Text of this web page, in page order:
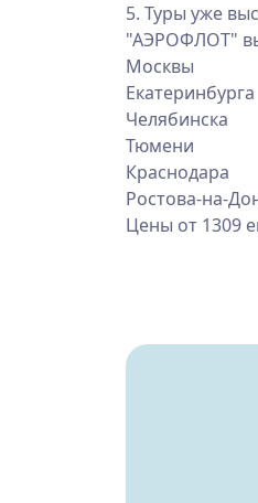
5. Туры уже
"АЭРОФЛОТ"
Москвы
Екатеринбурга
Челябинска
Тюмени
Краснодара
Ростова-на-
Цены от 1309